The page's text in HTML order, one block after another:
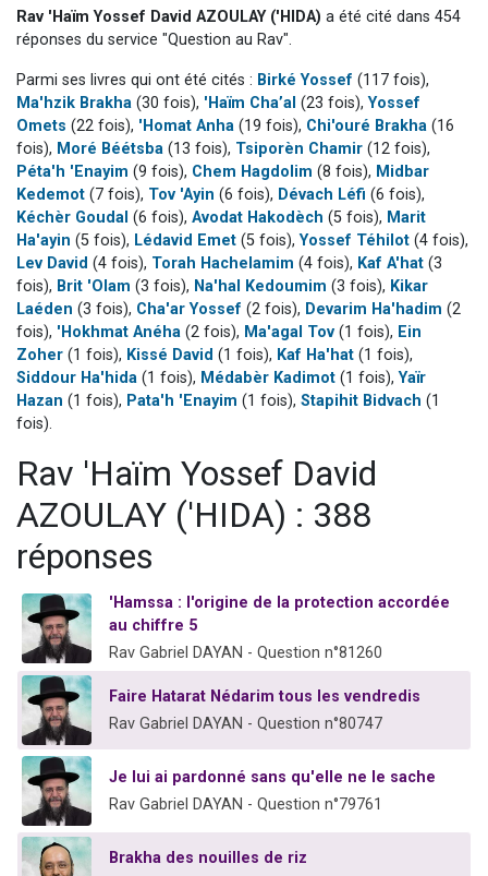
13 personnes viennent de demander une bénédiction
Il reste 49 places pour étudier en groupe sur Zoom
12 nouvelles musiques dans Torah-Box Music
Rav 'Haïm Yossef David AZOULAY ('HIDA) a été cité dans 454
réponses du service "Question au Rav".
Parmi ses livres qui ont été cités : Birké Yossef (117 fois),
Ma'hzik Brakha (30 fois), 'Haïm Cha’al (23 fois), Yossef
Omets (22 fois), 'Homat Anha (19 fois), Chi'ouré Brakha (16
fois), Moré Béétsba (13 fois), Tsiporèn Chamir (12 fois),
Péta'h 'Enayim (9 fois), Chem Hagdolim (8 fois), Midbar
Kedemot (7 fois), Tov 'Ayin (6 fois), Dévach Léfi (6 fois),
Kéchèr Goudal (6 fois), Avodat Hakodèch (5 fois), Marit
Ha'ayin (5 fois), Lédavid Emet (5 fois), Yossef Téhilot (4 fois),
Lev David (4 fois), Torah Hachelamim (4 fois), Kaf A'hat (3
fois), Brit 'Olam (3 fois), Na'hal Kedoumim (3 fois), Kikar
Laéden (3 fois), Cha'ar Yossef (2 fois), Devarim Ha'hadim (2
fois), 'Hokhmat Anéha (2 fois), Ma'agal Tov (1 fois), Ein
Zoher (1 fois), Kissé David (1 fois), Kaf Ha'hat (1 fois),
Siddour Ha'hida (1 fois), Médabèr Kadimot (1 fois), Yaïr
Hazan (1 fois), Pata'h 'Enayim (1 fois), Stapihit Bidvach (1
fois).
Rav 'Haïm Yossef David
AZOULAY ('HIDA) : 388
réponses
'Hamssa : l'origine de la protection accordée
au chiffre 5
Rav Gabriel DAYAN - Question n°81260
Faire Hatarat Nédarim tous les vendredis
Rav Gabriel DAYAN - Question n°80747
Je lui ai pardonné sans qu'elle ne le sache
Rav Gabriel DAYAN - Question n°79761
Brakha des nouilles de riz